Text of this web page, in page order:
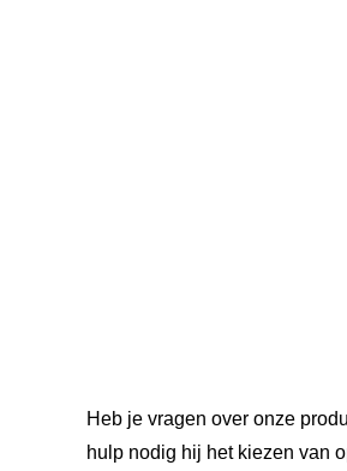
Heb je vragen over onze
hulp nodig hij het kiezen van